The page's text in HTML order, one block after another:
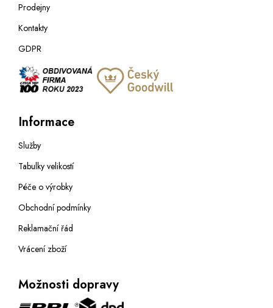
Prodejny
Kontakty
GDPR
Informace
Služby
Tabulky velikostí
Péče o výrobky
Obchodní podmínky
Reklamační řád
Vrácení zboží
Možnosti dopravy